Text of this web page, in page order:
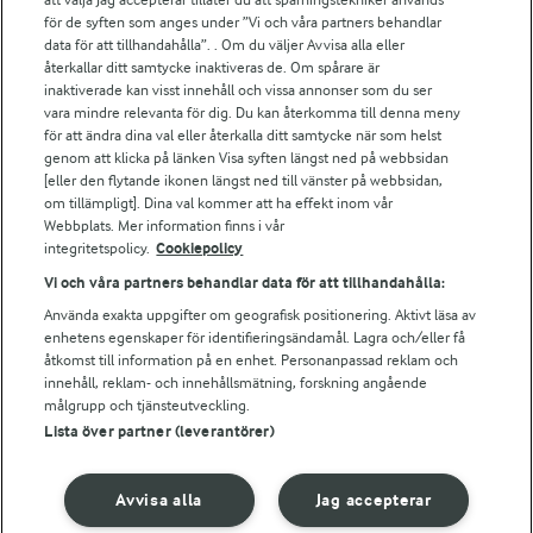
Arla.com
Falbygdens Ost
Arla webbshop
Bildbank
Följ oss
© 2026 Arla Foods
Integritetspolicy
för de syften som anges under ”Vi och våra partners behandlar
data för att tillhandahålla”. . Om du väljer Avvisa alla eller
återkallar ditt samtycke inaktiveras de. Om spårare är
inaktiverade kan visst innehåll och vissa annonser som du ser
vara mindre relevanta för dig. Du kan återkomma till denna meny
för att ändra dina val eller återkalla ditt samtycke när som helst
genom att klicka på länken Visa syften längst ned på webbsidan
[eller den flytande ikonen längst ned till vänster på webbsidan,
om tillämpligt]. Dina val kommer att ha effekt inom vår
Webbplats. Mer information finns i vår
integritetspolicy. Cookiepolicy
Vi och våra partners behandlar data för att tillhandahålla:
Använda exakta uppgifter om geografisk positionering. Aktivt läsa av
enhetens egenskaper för identifieringsändamål. Lagra och/eller få
åtkomst till information på en enhet. Personanpassad reklam och
innehåll, reklam- och innehållsmätning, forskning angående
målgrupp och tjänsteutveckling.
Lista över partner (leverantörer)
Jag accepterar
Avvisa alla